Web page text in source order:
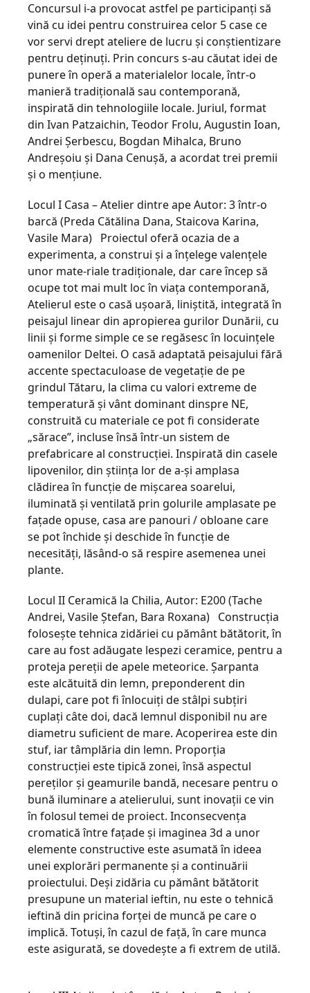
Concursul i-a provocat astfel pe participanţi să
vină cu idei pentru construirea celor 5 case ce
vor servi drept ateliere de lucru şi conştientizare
pentru deţinuţi. Prin concurs s-au căutat idei de
punere în operă a materialelor locale, într-o
manieră tradiţională sau contemporană,
inspirată din tehnologiile locale. Juriul, format
din Ivan Patzaichin, Teodor Frolu, Augustin Ioan,
Andrei Şerbescu, Bogdan Mihalca, Bruno
Andreşoiu şi Dana Cenuşă, a acordat trei premii
şi o menţiune.
Locul I Casa – Atelier dintre ape Autor: 3 într-o
barcă (Preda Cătălina Dana, Staicova Karina,
Vasile Mara) Proiectul oferă ocazia de a
experimenta, a construi şi a înţelege valenţele
unor mate-riale tradiţionale, dar care încep să
ocupe tot mai mult loc în viaţa contemporană,
Atelierul este o casă uşoară, liniştită, integrată în
peisajul linear din apropierea gurilor Dunării, cu
linii şi forme simple ce se regăsesc în locuinţele
oamenilor Deltei. O casă adaptată peisajului fără
accente spectaculoase de vegetaţie de pe
grindul Tătaru, la clima cu valori extreme de
temperatură şi vânt dominant dinspre NE,
construită cu materiale ce pot fi considerate
„sărace”, incluse însă într-un sistem de
prefabricare al construcţiei. Inspirată din casele
lipovenilor, din ştiinţa lor de a-şi amplasa
clădirea în funcţie de mişcarea soarelui,
iluminată şi ventilată prin golurile amplasate pe
faţade opuse, casa are panouri / obloane care
se pot închide şi deschide în funcţie de
necesităţi, lăsând-o să respire asemenea unei
plante.
Locul II Ceramică la Chilia, Autor: E200 (Tache
Andrei, Vasile Ştefan, Bara Roxana) Construcţia
foloseşte tehnica zi­dă­riei cu pământ bătătorit, în
care au fost adă­ugate lespezi ceramice, pentru a
proteja pe­reţii de apele meteorice. Şarpanta
este al­cătuită din lemn, preponderent din
dulapi, care pot fi înlocuiţi de stâlpi subţiri
cuplaţi câte doi, dacă lemnul disponibil nu are
diametru suficient de mare. Acoperirea este din
stuf, iar tâmplăria din lemn. Proporţia
construcţiei este tipică zonei, însă aspectul
pereţilor şi geamurile bandă, necesare pentru o
bună iluminare a atelierului, sunt inovaţii ce vin
în folosul temei de proiect. Inconsecvenţa
cromatică între faţade şi imaginea 3d a unor
elemente constructive este asumată în ideea
unei explorări permanente şi a continuării
proiectului. Deşi zidăria cu pământ bătătorit
presupune un material ieftin, nu este o tehnică
ieftină din pricina forţei de muncă pe care o
implică. Totuşi, în cazul de faţă, în care munca
este asigurată, se dovedeşte a fi extrem de utilă.